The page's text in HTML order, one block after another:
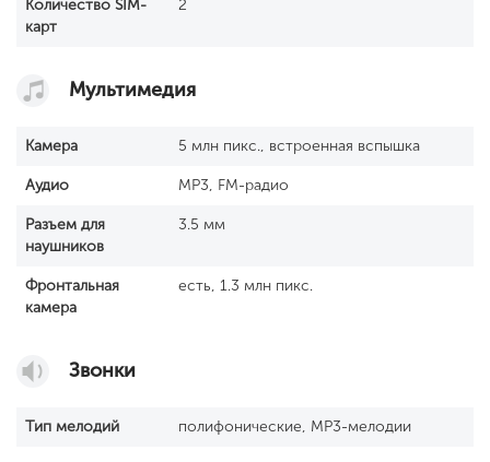
Количество SIM-
карт
2
Мультимедия
Камера 5 млн пикс., встроенная вспышка
Аудио MP3, FM-радио
Разъем для
наушников
3.5 мм
Фронтальная
камера
есть, 1.3 млн пикс.
Звонки
Тип мелодий полифонические, MP3-мелодии